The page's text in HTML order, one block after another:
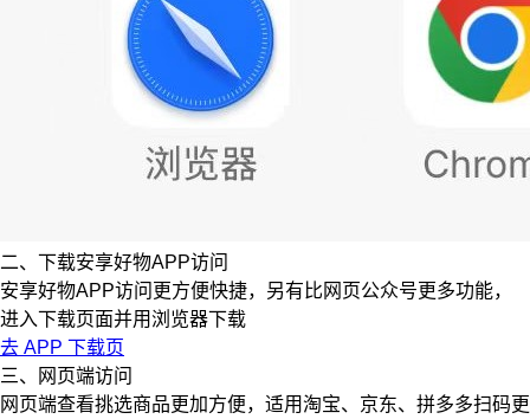
二、下载安享好物APP访问
安享好物APP访问更方便快捷，另有比网页公众号更多功能，
进入下载页面并用浏览器下载
去 APP 下载页
三、网页端访问
网页端查看挑选商品更加方便，适用淘宝、京东、拼多多扫码更